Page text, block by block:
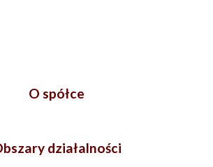
O spółce
działalności